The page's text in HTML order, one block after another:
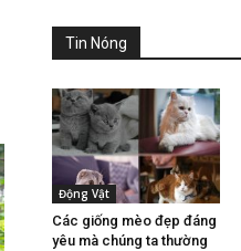
Tin Nóng
Động Vật
Các giống mèo đẹp đáng
yêu mà chúng ta thường